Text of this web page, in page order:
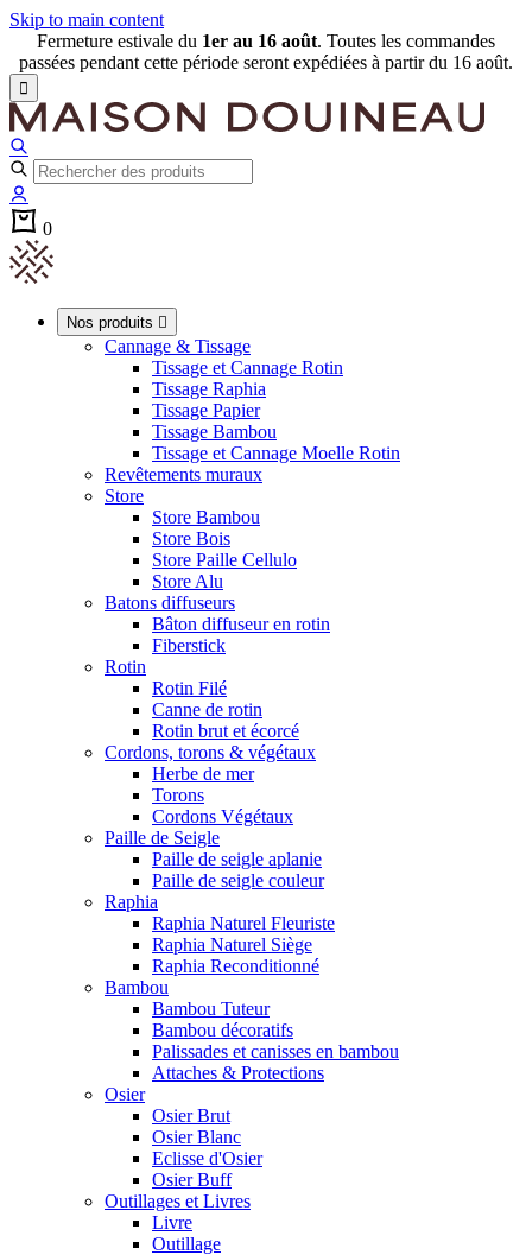
Skip to main content
Fermeture estivale du 1er au 16 août. Toutes les commandes
passées pendant cette période seront expédiées à partir du 16 août.

0
Nos produits 
Cannage & Tissage
Tissage et Cannage Rotin
Tissage Raphia
Tissage Papier
Tissage Bambou
Tissage et Cannage Moelle Rotin
Revêtements muraux
Store
Store Bambou
Store Bois
Store Paille Cellulo
Store Alu
Batons diffuseurs
Bâton diffuseur en rotin
Fiberstick
Rotin
Rotin Filé
Canne de rotin
Rotin brut et écorcé
Cordons, torons & végétaux
Herbe de mer
Torons
Cordons Végétaux
Paille de Seigle
Paille de seigle aplanie
Paille de seigle couleur
Raphia
Raphia Naturel Fleuriste
Raphia Naturel Siège
Raphia Reconditionné
Bambou
Bambou Tuteur
Bambou décoratifs
Palissades et canisses en bambou
Attaches & Protections
Osier
Osier Brut
Osier Blanc
Eclisse d'Osier
Osier Buff
Outillages et Livres
Livre
Outillage